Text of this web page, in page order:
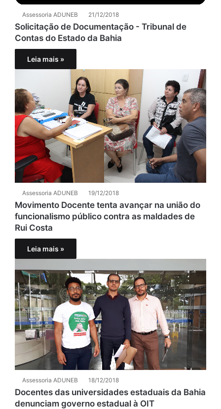
Assessoria ADUNEB 21/12/2018
Solicitação de Documentação - Tribunal de
Contas do Estado da Bahia
Leia mais »
Assessoria ADUNEB 19/12/2018
Movimento Docente tenta avançar na união do
funcionalismo público contra as maldades de
Rui Costa
Leia mais »
Assessoria ADUNEB 18/12/2018
Docentes das universidades estaduais da Bahia
denunciam governo estadual à OIT